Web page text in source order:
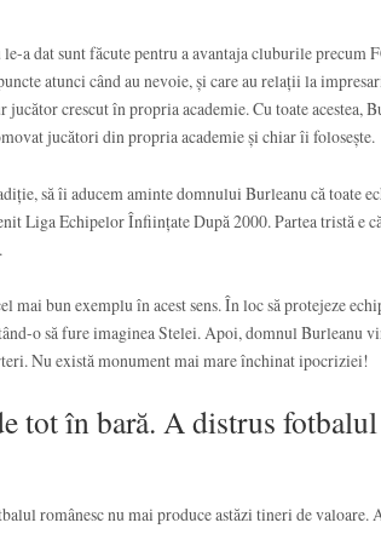
a dat sunt făcute pentru a avantaja cluburile precum
atunci când au nevoie, și care au relații la
jucător crescut în propria academie. Cu toate acestea,
jucători din propria academie și chiar îi folosește.
să îi aducem aminte domnului Burleanu că toate
Liga Echipelor Înființate După 2000. Partea tristă e
mai bun exemplu în acest sens. În loc să protejeze
o să fure imaginea Stelei. Apoi, domnul Burleanu
Nu există monument mai mare închinat ipocriziei!
tot în bară. A distrus fotbalul
românesc nu mai produce astăzi tineri de valoare.